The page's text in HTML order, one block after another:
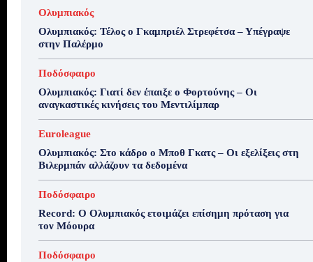
Ολυμπιακός
Ολυμπιακός: Τέλος ο Γκαμπριέλ Στρεφέτσα – Υπέγραψε
στην Παλέρμο
Ποδόσφαιρο
Ολυμπιακός: Γιατί δεν έπαιξε ο Φορτούνης – Οι
αναγκαστικές κινήσεις του Μεντιλίμπαρ
Euroleague
Ολυμπιακός: Στο κάδρο ο Μποθ Γκατς – Οι εξελίξεις στη
Βιλερμπάν αλλάζουν τα δεδομένα
Ποδόσφαιρο
Record: Ο Ολυμπιακός ετοιμάζει επίσημη πρόταση για
τον Μόουρα
Ποδόσφαιρο